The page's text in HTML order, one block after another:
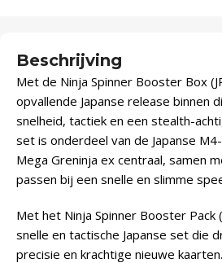
Beschrijving
Met de Ninja Spinner Booster Box
opvallende Japanse release binnen
snelheid, tactiek en een stealth-
set is onderdeel van de Japanse
Mega Greninja ex centraal, samen
passen bij een snelle en slimme
Met het Ninja Spinner Booster Pack
snelle en tactische Japanse set die
precisie en krachtige nieuwe